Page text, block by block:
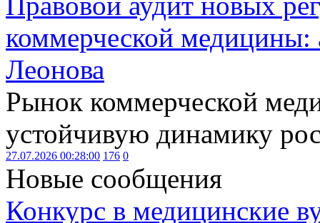
коммерческой медицины:
Леонова
Рынок коммерческой
устойчивую динамику
27.07.2026 00:28:00 176 0
Новые сообщения
Конкурс в медицинские